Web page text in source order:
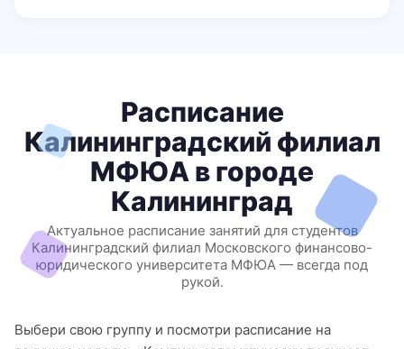
Расписание
Калининградский филиал
МФЮА в городе
Калининград
Актуальное расписание занятий для студентов
Калининградский филиал Московского финансово-
юридического университета МФЮА — всегда под
рукой.
Выбери свою группу и посмотри расписание на